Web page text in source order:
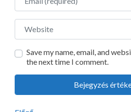
Website
Save my name, email, and
the next time I comment.